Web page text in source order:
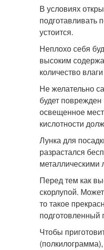
В условиях
подготавливать
устоится.
Неплохо себя
высоким
количество
Не желательно
будет
освещенное
кислотности
Лунка для
разрастался
металлическими
Перед тем как
скорлупой.
то такое
подготовленный
Чтобы